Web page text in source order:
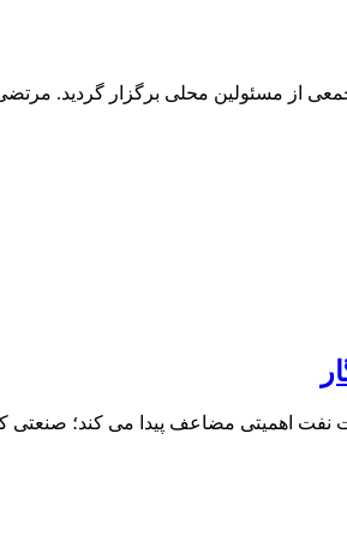
با حضور فرماندار اهواز و جمعی از مسئولین محلی
نفت اهمیتی مضاعف پیدا می کند؛